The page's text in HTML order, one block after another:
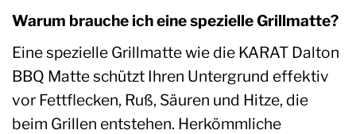
Warum brauche ich eine spezielle Grillmatte?
Eine spezielle Grillmatte wie die KARAT Dalton
BBQ Matte schützt Ihren Untergrund effektiv
vor Fettflecken, Ruß, Säuren und Hitze, die
beim Grillen entstehen. Herkömmliche